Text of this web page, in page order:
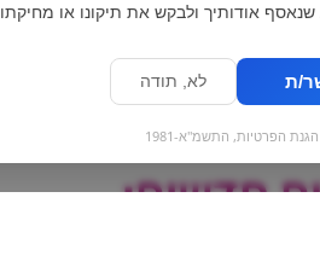
חדשים:
אודותיך ולבקש את תיקונו או
ת לא, תודה
הפרטיות, התשמ"א-1981